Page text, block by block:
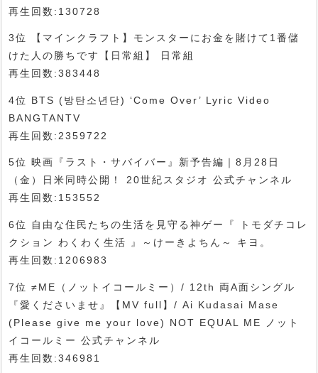
再生回数:130728
3位 【マインクラフト】モンスターにお金を賭けて1番儲
けた人の勝ちです【日常組】 日常組
再生回数:383448
4位 BTS (방탄소년단) ‘Come Over’ Lyric Video
BANGTANTV
再生回数:2359722
5位 映画『ラスト・サバイバー』新予告編｜8月28日
（金）日米同時公開！ 20世紀スタジオ 公式チャンネル
再生回数:153552
6位 自由な住民たちの生活を見守る神ゲー『 トモダチコレ
クション わくわく生活 』～けーきよちん～ キヨ。
再生回数:1206983
7位 ≠ME（ノットイコールミー）/ 12th 両A面シングル
『愛くださいませ』【MV full】/ Ai Kudasai Mase
(Please give me your love) NOT EQUAL ME ノット
イコールミー 公式チャンネル
再生回数:346981